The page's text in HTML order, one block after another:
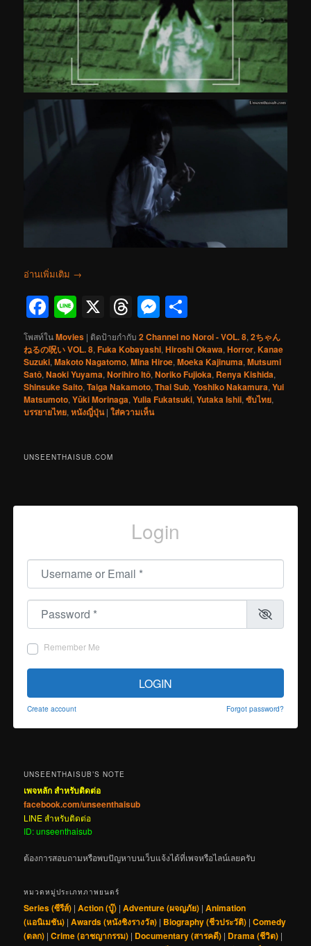
อ่านเพิ่มเติม →
Facebook
Line
X Threads
Messenger
โพสท์ในMovies | ติดป้ายกำกับ 2 Channel no Noroi - VOL. 8,2ちゃん
ねるの呪い VOL. 8,Fuka Kobayashi,Hiroshi Okawa,Horror,Kanae
Suzuki,Makoto Nagatomo,Mina Hiroe,Moeka Kajinuma,Mutsumi
Satô,Naoki Yuyama,Norihiro Itô,Noriko Fujioka, Renya Kishida,
Shinsuke Saito,Taiga Nakamoto,Thai Sub,Yoshiko Nakamura,Yui
Matsumoto,Yûki Morinaga,Yulia Fukatsuki,Yutaka Ishii,ซับไทย,
บรรยายไทย,หนังญี่ปุ่น |ใส่ความเห็น
UNSEENTHAISUB.COM
Login
Username or Email
Password
Remember Me
LOGIN
Create account Forgot password?
UNSEENTHAISUB’S NOTE
เพจหลัก สำหรับติดต่อ
facebook.com/unseenthaisub
LINE สำหรับติดต่อ
ID: unseenthaisub
ต้องการสอบถามหรือพบปัญหาบนเว็บแจ้งได้ที่เพจหรือไลน์เลยครับ
หมวดหมู่ประเภทภาพยนตร์
Series (ซีรีส์) |Action (บู๊) |Adventure (ผจญภัย) |Animation
(แอนิเมชัน) |Awards (หนังชิงรางวัล) | Biography (ชีวประวัติ) |Comedy
(ตลก) |Crime (อาชญากรรม) | Documentary (สารคดี) | Drama (ชีวิต) |